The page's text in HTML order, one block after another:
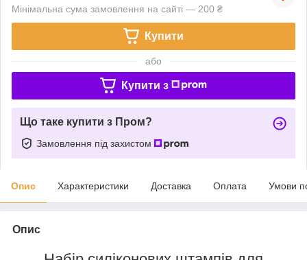
Мінімальна сума замовлення на сайті — 200 ₴
Купити
або
Купити з
Що таке купити з Пром?
Замовлення під захистом
Опис Характеристики Доставка Оплата Умови
Опис